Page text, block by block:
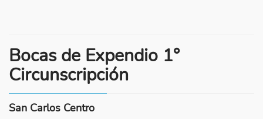
Bocas de Expendio 1°
Circunscripción
San Carlos Centro